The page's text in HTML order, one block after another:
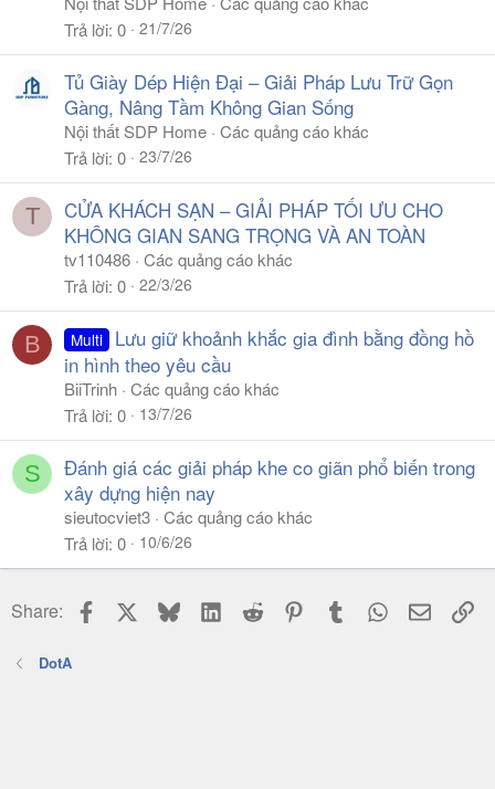
Trả lời 0 21/7/26
Tủ Giày Dép Hiện Đại – Giải Pháp Lưu Trữ Gọn
Gàng, Nâng Tầm Không Gian Sống
Nội thất SDP Home Các quảng cáo khác
Trả lời 0 23/7/26
T
CỬA KHÁCH SẠN – GIẢI PHÁP TỐI ƯU CHO
KHÔNG GIAN SANG TRỌNG VÀ AN TOÀN
tv110486 Các quảng cáo khác
Trả lời 0 22/3/26
B Multi
Lưu giữ khoảnh khắc gia đình bằng đồng hồ
in hình theo yêu cầu
BiiTrinh Các quảng cáo khác
Trả lời 0 13/7/26
S
Đánh giá các giải pháp khe co giãn phổ biến trong
xây dựng hiện nay
sieutocviet3 Các quảng cáo khác
Trả lời 0 10/6/26
Share: Facebook BlueskyLinkedIn
Reddit PinterestTumblr WhatsApp
Email
DotA